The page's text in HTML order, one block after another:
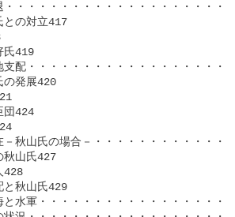
・・・・・・・・・・・・・・・・・・・
の対立417
419
配・・・・・・・・・・・・・・・・・・
発展420
424
秋山氏の場合－・・・・・・・・・・・・
山氏427
秋山氏429
水軍・・・・・・・・・・・・・・・・・